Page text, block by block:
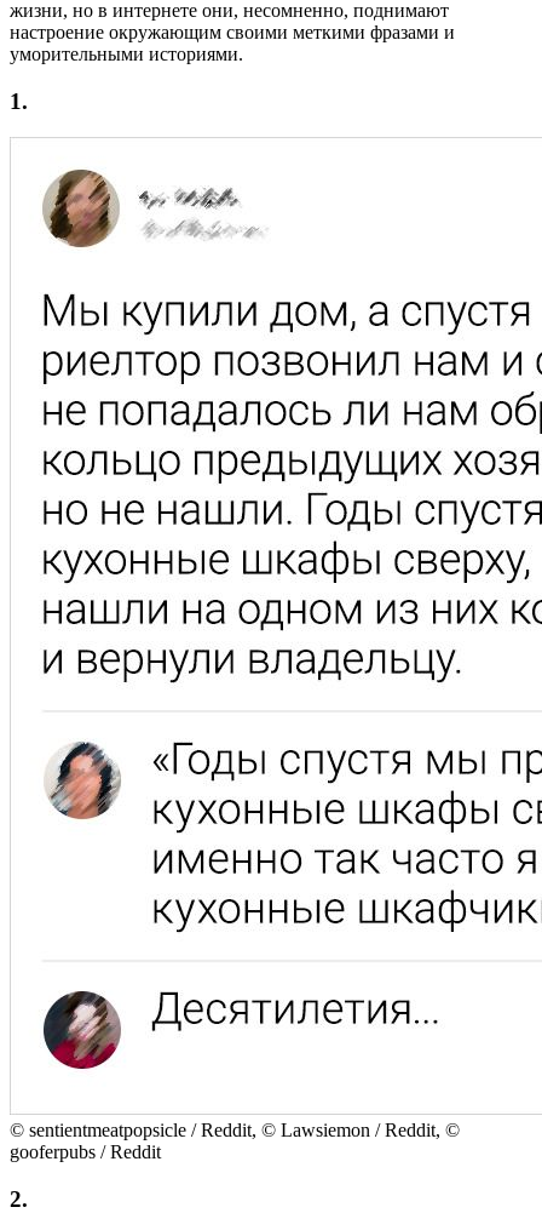
жизни, но в интернете они, несомненно, поднимают
настроение окружающим своими меткими фразами и
уморительными историями.
1.
© sentientmeatpopsicle / Reddit, © Lawsiemon / Reddit, ©
gooferpubs / Reddit
2.